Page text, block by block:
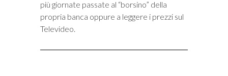
più giornate passate al “borsino” della
propria banca oppure a leggere i prezzi sul
Televideo.